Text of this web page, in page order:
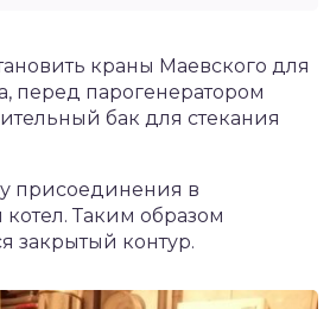
краны Маевского для
перед парогенератором
бак для стекания
присоединения в
Таким образом
закрытый контур.